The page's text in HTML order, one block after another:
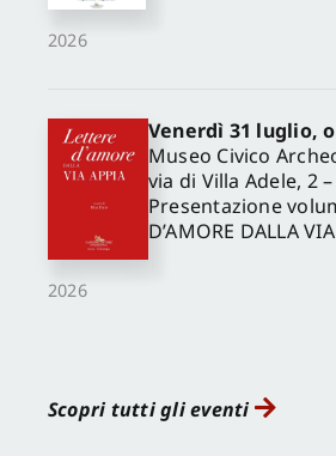
2026
2026
Venerdì 31 luglio,
Museo Civico
via di Villa Adele, 2
Presentazione
D’AMORE DALLA
Scopri tutti gli eventi